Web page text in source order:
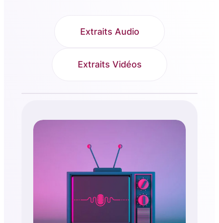
Extraits Audio
Extraits Vidéos